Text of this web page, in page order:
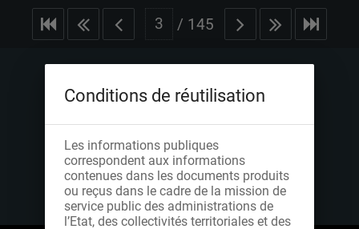
/ 145
Conditions de réutilisation
Les informations publiques
correspondent aux informations
contenues dans les documents produits
ou reçus dans le cadre de la mission de
service public des administrations de
l’Etat, des collectivités territoriales et des